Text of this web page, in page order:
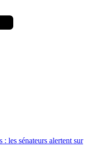
: les sénateurs alertent sur